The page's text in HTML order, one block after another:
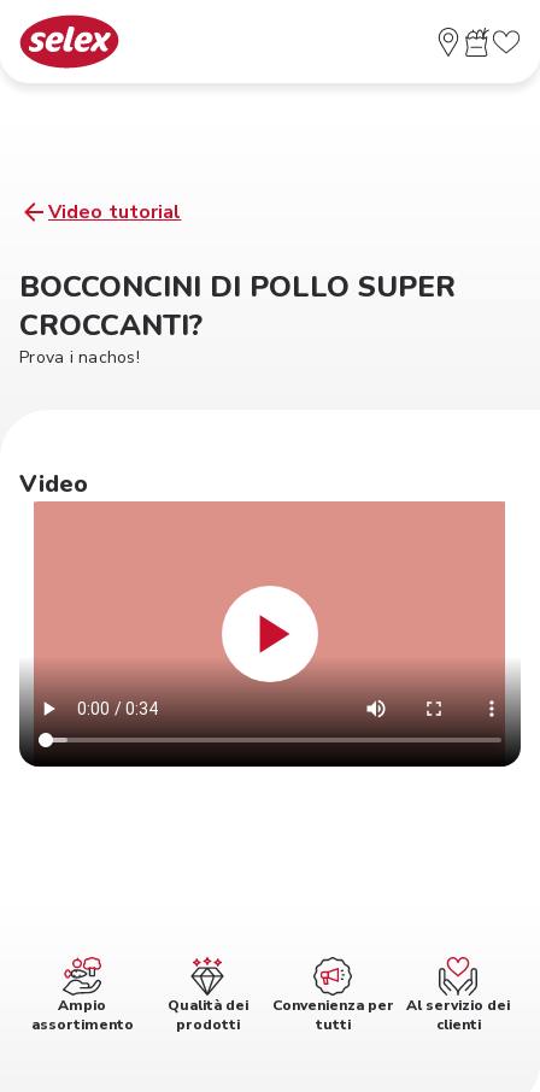
Video tutorial
BOCCONCINI DI POLLO SUPER
CROCCANTI?
Prova i nachos!
Video
Ampio
assortimento
Qualità dei
prodotti
Convenienza per
tutti
Al servizio dei
clienti